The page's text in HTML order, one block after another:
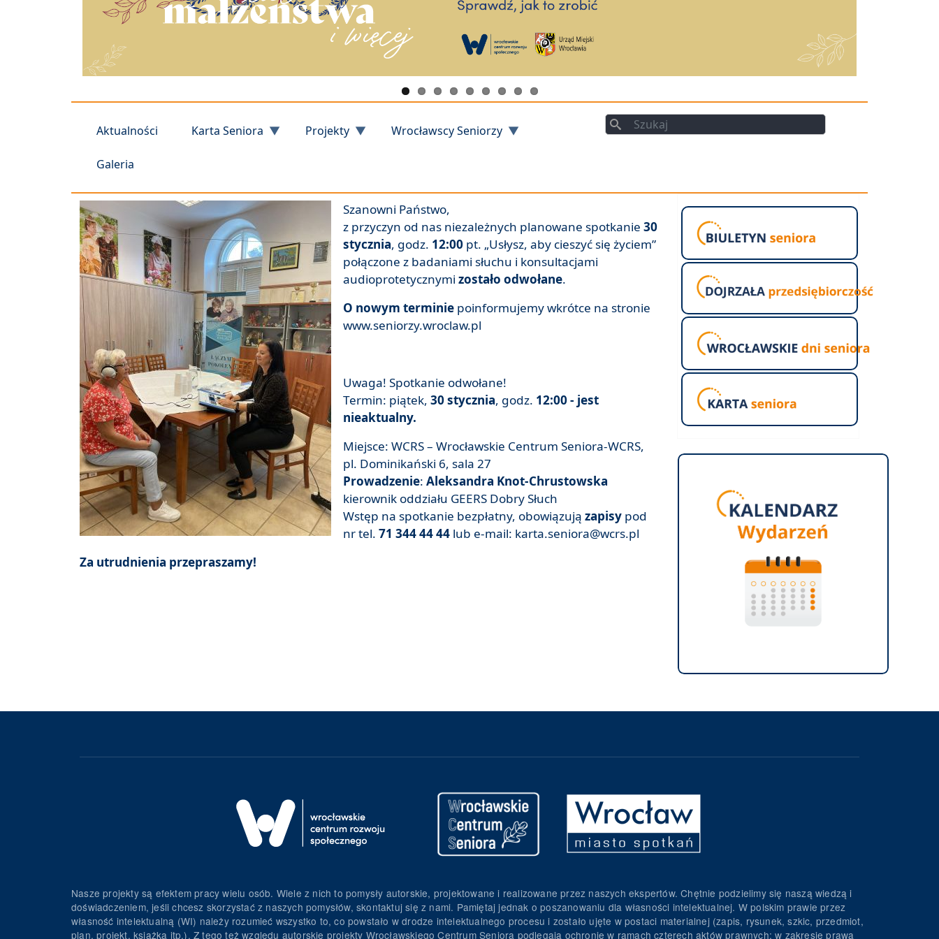
Aktualności Karta Seniora Projekty Wrocławscy Seniorzy
Galeria
Szukaj
Szukaj
Szanowni Państwo,
z przyczyn od nas niezależnych planowane spotkanie30
stycznia, godz. 12:00 pt. „Usłysz, aby cieszyć się życiem”
połączone z badaniami słuchu i konsultacjami
audioprotetycznymizostało odwołane.
O nowym terminie poinformujemy wkrótce na stronie
www.seniorzy.wroclaw.pl
Uwaga!Spotkanie odwołane!
Termin: piątek,30 stycznia, godz. 12:00 - jest
nieaktualny.
Miejsce: WCRS – Wrocławskie Centrum Seniora-WCRS,
pl. Dominikański 6, sala 27
Prowadzenie:Aleksandra Knot-Chrustowska
kierownik oddziału GEERS Dobry Słuch
Wstęp na spotkanie bezpłatny, obowiązujązapisy pod
nr tel.71 344 44 44 lub e-mail: karta.seniora@wcrs.pl
Za utrudnienia przepraszamy!
Nasze projekty są efektem pracy wielu osób. Wiele z nich to pomysły autorskie, projektowane i realizowane przez naszych ekspertów. Chętnie podzielimy się naszą wiedzą i
doświadczeniem, jeśli chcesz skorzystać z naszych pomysłów, skontaktuj się z nami. Pamiętaj jednak o poszanowaniu dla własności intelektualnej. W polskim prawie przez
własność intelektualną (WI) należy rozumieć wszystko to, co powstało w drodze intelektualnego procesu i zostało ujęte w postaci materialnej (zapis, rysunek, szkic, przedmiot,
plan, projekt, książka itp.). Z tego też względu autorskie projekty Wrocławskiego Centrum Seniora podlegają ochronie w ramach czterech aktów prawnych: w zakresie prawa